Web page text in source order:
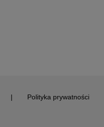
| Polityka prywatności